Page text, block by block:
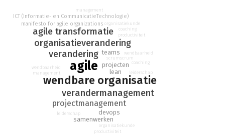
voorwoord van Arie van Bennekum, co-auteur van het 'Agile
Manifesto'.
agile
wendbare organisatie
verandering
organisatieverandering
verandermanagement
agile transformatie
projectmanagement
projecten
teams
devops
lean
samenwerken
manifesto for agile organizations
ICT (Informatie- en CommunicatieTechnologie)
scrum
leiderschap
management
wendbaarheid
organisatiekunde
coaching
productiviteit
scrum
leiderschap
management
wendbaarheid
organisatiekunde
coaching
productiviteit